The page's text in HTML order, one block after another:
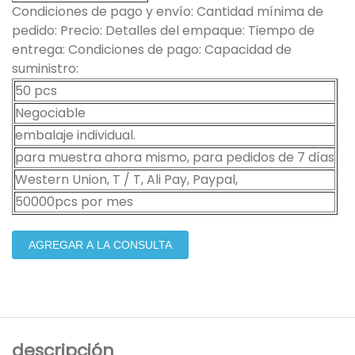
Condiciones de pago y envío: Cantidad mínima de
pedido: Precio: Detalles del empaque: Tiempo de
entrega: Condiciones de pago: Capacidad de
suministro:
50 pcs
Negociable
embalaje individual.
para muestra ahora mismo, para pedidos de 7 días
Western Union, T / T, Ali Pay, Paypal,
50000pcs por mes
AGREGAR A LA CONSULTA